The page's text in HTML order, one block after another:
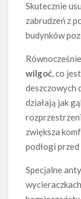
Skutecznie
zabrudzeń z
budynków
wilgoć, co
deszczowych
działają jak
zwiększa
podłogi
Specjalne